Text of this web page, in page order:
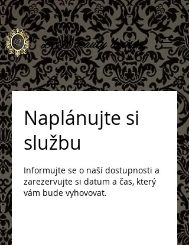
L&N beauty lounge
Naplánujte si
službu
Informujte se o naší dostupnosti a
zarezervujte si datum a čas, který
vám bude vyhovovat.